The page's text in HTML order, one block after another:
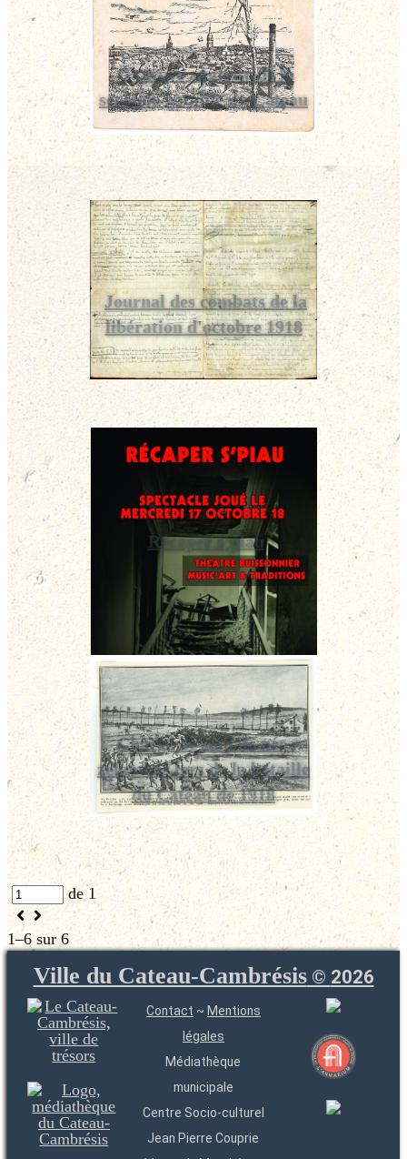
Gravure anglaise de la
seconde bataille du Cateau
Journal des combats de la
libération d'octobre 1918
Récaper s'piau
Charge de soldats néo-
zélandais lors de la bataille
du Cateau de 1918
de 1
1–6 sur 6
Ville du Cateau-Cambrésis© 2026
Contact ~ Mentions
légales
Médiathèque
municipale
Centre Socio-culturel
Jean Pierre Couprie